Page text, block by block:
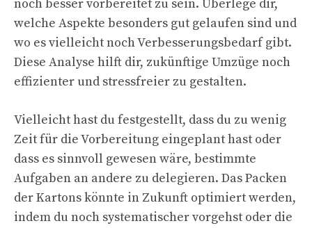
noch besser vorbereitet zu sein. Überlege dir,
welche Aspekte besonders gut gelaufen sind und
wo es vielleicht noch Verbesserungsbedarf gibt.
Diese Analyse hilft dir, zukünftige Umzüge noch
effizienter und stressfreier zu gestalten.
Vielleicht hast du festgestellt, dass du zu wenig
Zeit für die Vorbereitung eingeplant hast oder
dass es sinnvoll gewesen wäre, bestimmte
Aufgaben an andere zu delegieren. Das Packen
der Kartons könnte in Zukunft optimiert werden,
indem du noch systematischer vorgehst oder die